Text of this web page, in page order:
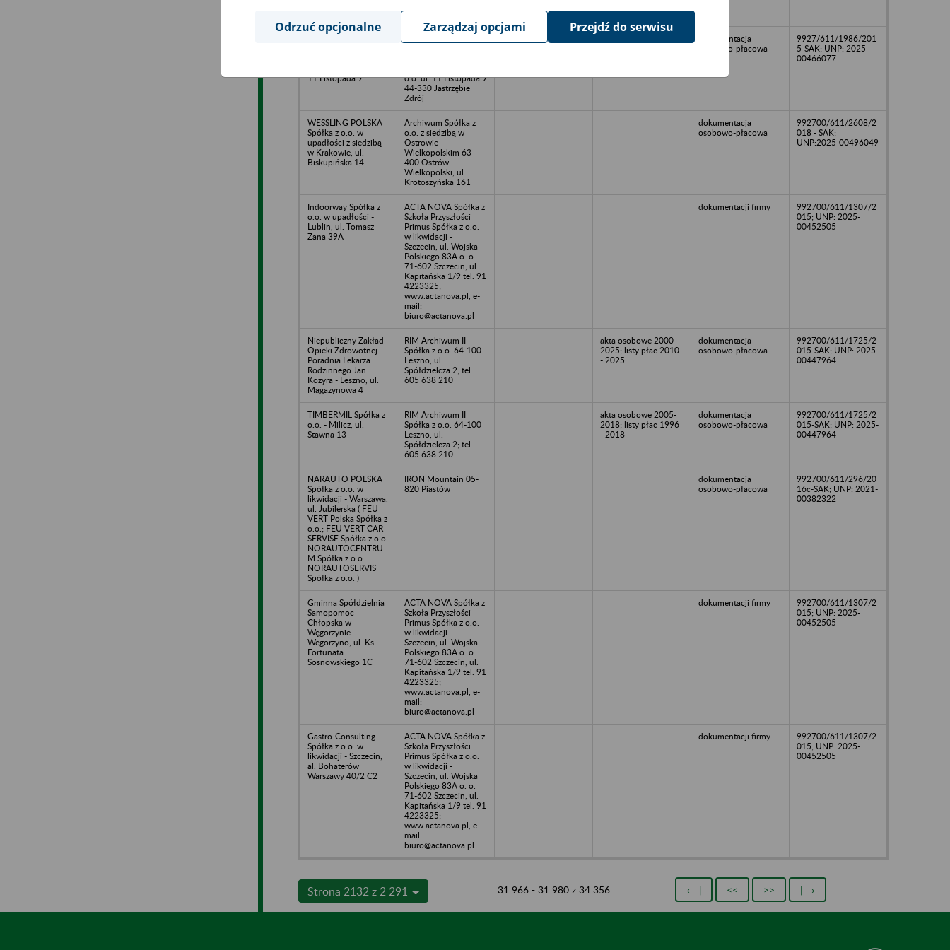
biuro@actanova.pl
11 Listopada 9
o.o. ul. 11 Listopada 9
44-330 Jastrzębie
Zdrój
dokumentacja
osobowo-płacowa
9927/611/1986/201
5-SAK; UNP: 2025-
00466077
WESSLING POLSKA
Spółka z o.o. w
upadłości z siedzibą
w Krakowie, ul.
Biskupińska 14
Archiwum Spółka z
o.o. z siedzibą w
Ostrowie
Wielkopolskim 63-
400 Ostrów
Wielkopolski, ul.
Krotoszyńska 161
dokumentacja
osobowo-płacowa
992700/611/2608/2
018 - SAK;
UNP:2025-00496049
Indoorway Spółka z
o.o. w upadłości -
Lublin, ul. Tomasz
Zana 39A
ACTA NOVA Spółka z
Szkoła Przyszłości
Primus Spółka z o.o.
w likwidacji -
Szczecin, ul. Wojska
Polskiego 83A o. o.
71-602 Szczecin, ul.
Kapitańska 1/9 tel. 91
4223325;
www.actanova.pl, e-
mail:
biuro@actanova.pl
dokumentacji firmy
992700/611/1307/2
015; UNP: 2025-
00452505
Niepubliczny Zakład
Opieki Zdrowotnej
Poradnia Lekarza
Rodzinnego Jan
Kozyra - Leszno, ul.
Magazynowa 4
RIM Archiwum II
Spółka z o.o. 64-100
Leszno, ul.
Spółdzielcza 2; tel.
605 638 210
akta osobowe 2000-
2025; listy płac 2010
- 2025
dokumentacja
osobowo-płacowa
992700/611/1725/2
015-SAK; UNP: 2025-
00447964
TIMBERMIL Spółka z
o.o. - Milicz, ul.
Stawna 13
RIM Archiwum II
Spółka z o.o. 64-100
Leszno, ul.
Spółdzielcza 2; tel.
605 638 210
akta osobowe 2005-
2018; listy płac 1996
- 2018
dokumentacja
osobowo-płacowa
992700/611/1725/2
015-SAK; UNP: 2025-
00447964
NARAUTO POLSKA
Spółka z o.o. w
likwidacji - Warszawa,
ul. Jubilerska ( FEU
VERT Polska Spółka z
o.o.; FEU VERT CAR
SERVISE Spółka z o.o.
NORAUTOCENTRU
M Spółka z o.o.
NORAUTOSERVIS
Spółka z o.o. )
IRON Mountain 05-
820 Piastów
dokumentacja
osobowo-płacowa
992700/611/296/20
16c-SAK; UNP: 2021-
00382322
Gminna Spółdzielnia
Samopomoc
Chłopska w
Węgorzynie -
Wegorzyno, ul. Ks.
Fortunata
Sosnowskiego 1C
ACTA NOVA Spółka z
Szkoła Przyszłości
Primus Spółka z o.o.
w likwidacji -
Szczecin, ul. Wojska
Polskiego 83A o. o.
71-602 Szczecin, ul.
Kapitańska 1/9 tel. 91
4223325;
www.actanova.pl, e-
mail:
biuro@actanova.pl
dokumentacji firmy
992700/611/1307/2
015; UNP: 2025-
00452505
Gastro-Consulting
Spółka z o.o. w
likwidacji - Szczecin,
al. Bohaterów
Warszawy 40/2 C2
ACTA NOVA Spółka z
Szkoła Przyszłości
Primus Spółka z o.o.
w likwidacji -
Szczecin, ul. Wojska
Polskiego 83A o. o.
71-602 Szczecin, ul.
Kapitańska 1/9 tel. 91
4223325;
www.actanova.pl, e-
mail:
biuro@actanova.pl
dokumentacji firmy
992700/611/1307/2
015; UNP: 2025-
00452505
Strona 2132 z 2 291 31 966 - 31 980 z 34 356. ← | << >> | →
Odrzuć opcjonalne Zarządzaj opcjami Przejdź do serwisu